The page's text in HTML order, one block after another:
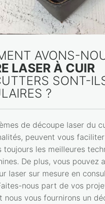
AVONS-
LASER À CUIR
SONT-
?
de découpe laser du
peuvent vous
toujours les meilleures
De plus, vous pouvez
laser sur mesure en
nous part de vos
nous vous fournirons un